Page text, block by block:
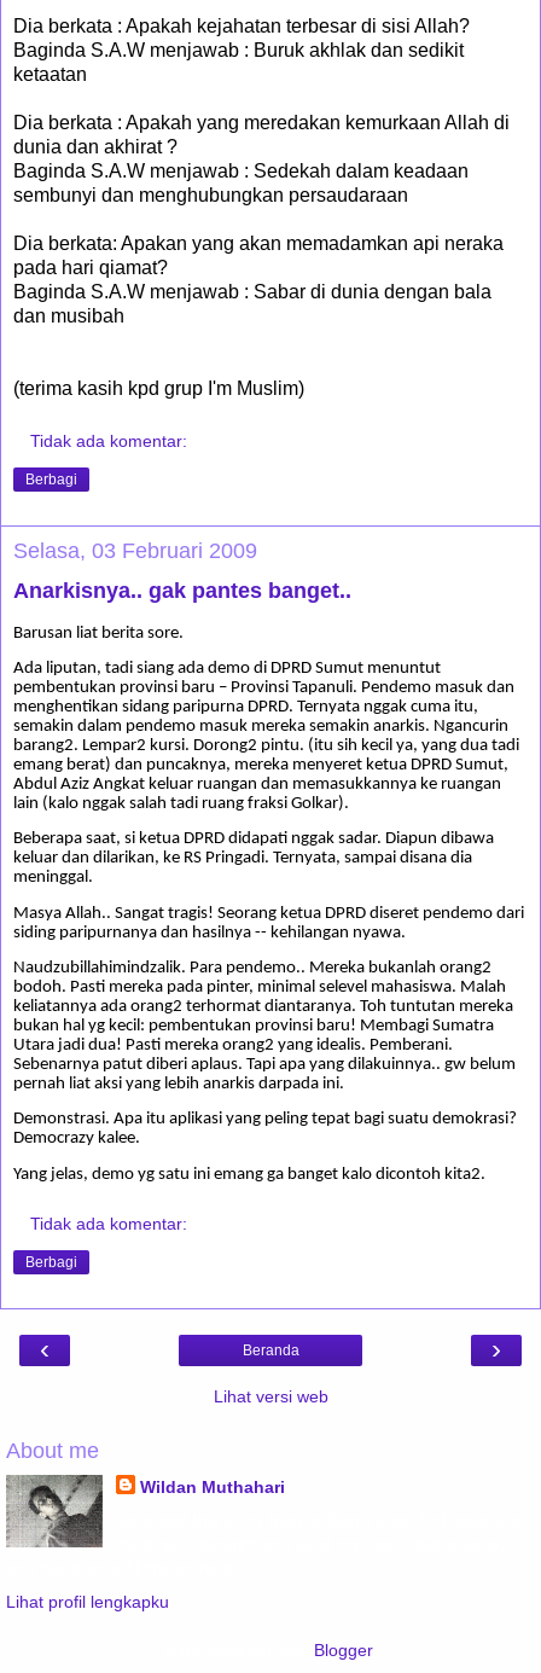
Dia berkata : Apakah kejahatan terbesar di sisi Allah?
Baginda S.A.W menjawab : Buruk akhlak dan sedikit
ketaatan
Dia berkata : Apakah yang meredakan kemurkaan Allah di
dunia dan akhirat ?
Baginda S.A.W menjawab : Sedekah dalam keadaan
sembunyi dan menghubungkan persaudaraan
Dia berkata: Apakan yang akan memadamkan api neraka
pada hari qiamat?
Baginda S.A.W menjawab : Sabar di dunia dengan bala
dan musibah
(terima kasih kpd grup I'm Muslim)
Tidak ada komentar:
Berbagi
Selasa, 03 Februari 2009
Anarkisnya.. gak pantes banget..
Barusan liat berita sore.
Ada liputan, tadi siang ada demo di DPRD Sumut menuntut
pembentukan provinsi baru – Provinsi Tapanuli. Pendemo masuk dan
menghentikan sidang paripurna DPRD. Ternyata nggak cuma itu,
semakin dalam pendemo masuk mereka semakin anarkis. Ngancurin
barang2. Lempar2 kursi. Dorong2 pintu. (itu sih kecil ya, yang dua tadi
emang berat) dan puncaknya, mereka menyeret ketua DPRD Sumut,
Abdul Aziz Angkat keluar ruangan dan memasukkannya ke ruangan
lain (kalo nggak salah tadi ruang fraksi Golkar).
Beberapa saat, si ketua DPRD didapati nggak sadar. Diapun dibawa
keluar dan dilarikan, ke RS Pringadi. Ternyata, sampai disana dia
meninggal.
Masya Allah.. Sangat tragis! Seorang ketua DPRD diseret pendemo dari
siding paripurnanya dan hasilnya -- kehilangan nyawa.
Naudzubillahimindzalik. Para pendemo.. Mereka bukanlah orang2
bodoh. Pasti mereka pada pinter, minimal selevel mahasiswa. Malah
keliatannya ada orang2 terhormat diantaranya. Toh tuntutan mereka
bukan hal yg kecil: pembentukan provinsi baru! Membagi Sumatra
Utara jadi dua! Pasti mereka orang2 yang idealis. Pemberani.
Sebenarnya patut diberi aplaus. Tapi apa yang dilakuinnya.. gw belum
pernah liat aksi yang lebih anarkis darpada ini.
Demonstrasi. Apa itu aplikasi yang peling tepat bagi suatu demokrasi?
Democrazy kalee.
Yang jelas, demo yg satu ini emang ga banget kalo dicontoh kita2.
Tidak ada komentar:
Berbagi
‹ ›
Beranda
Lihat versi web
About me
Wildan Muthahari
Lihat profil lengkapku
Blogger.